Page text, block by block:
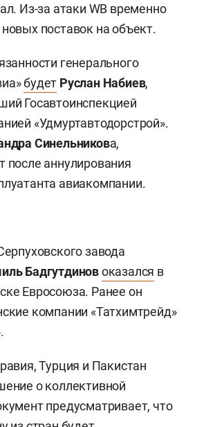
Из-за атаки WB временно
поставок на объект.
генерального
будет Руслан Набиев,
Госавтоинспекцией
«Удмуртавтодорстрой».
Синельникова,
после аннулирования
авиакомпании.
завода
Бадгутдиновоказался в
Евросоюза. Ранее он
компании «Татхимтрейд»
Турция и Пакистан
о коллективной
предусматривает, что